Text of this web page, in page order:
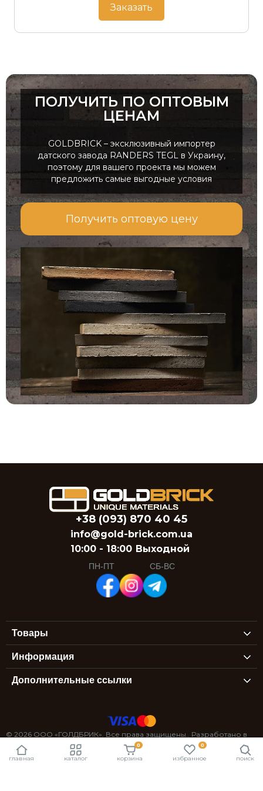
Заказать
ПОЛУЧИТЬ ПО ОПТОВЫМ
ЦЕНАМ
GOLDBRICK – эксклюзивный импортер
датского завода RANDERS TEGL в Украину,
поэтому для вашего проекта мы можем
предложить самые выгодные условия
Получить оптовую цену
+38 (093) 870 40 45
info@gold-brick.com.ua
10:00 - 18:00
ПН-ПТ
Выходной
СБ-ВС
Товары
Информация
Дополнительные ссылки
© 2026 ООО «ГОЛДБРИК». Все права защищены.. Разработано в
StexSoft
главная каталог
0
корзина
0
избранное поиск